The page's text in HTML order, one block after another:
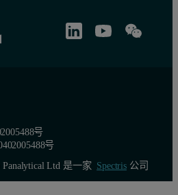
号
Ltd 是一家 Spectris公司